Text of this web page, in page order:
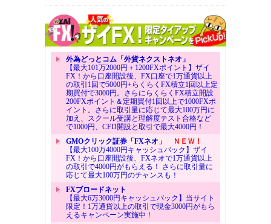
外為どっとコム「外貨ネクストネオ」
【最大101万2000円＋1200FXポイント】ザイ
FX！から口座開設後、FX口座で1万通貨以上
の取引1回で5000円+らくらくFX積立1回以上定
期買付で3000円。さらにらくらくFX積立開設
200FXポイント＆定期買付1回以上で1000FXポ
イント。さらに取引量に応じて最大100万円に
加え、スクール受講と理解度テスト合格など
で1000円、CFD開設と取引で最大4000円！
GMOクリック証券「FXネオ」
ＮＥＷ！
【最大100万4000円キャッシュバック】ザイ
FX！から口座開設後、FXネオで1万通貨以上
の取引で4000円がもらえる！ さらに取引量に
応じて最大100万円のチャンスも！
FXブロードネット
【最大6万3000円キャッシュバック】当サイト
限定！1万通貨以上の取引で現金3000円がもら
えるキャンペーン実施中！